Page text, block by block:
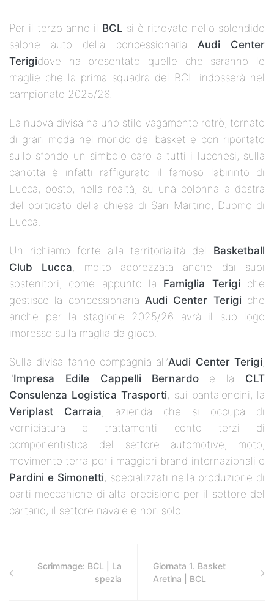
Per il terzo anno il BCL si è ritrovato nello splendido
salone auto della concessionaria Audi Center
Terigidove ha presentato quelle che saranno le
maglie che la prima squadra del BCL indosserà nel
campionato 2025/26.
La nuova divisa ha uno stile vagamente retrò, tornato
di gran moda nel mondo del basket e con riportato
sullo sfondo un simbolo caro a tutti i lucchesi; sulla
canotta è infatti raffigurato il famoso labirinto di
Lucca, posto, nella realtà, su una colonna a destra
del porticato della chiesa di San Martino, Duomo di
Lucca.
Un richiamo forte alla territorialità del Basketball
Club Lucca, molto apprezzata anche dai suoi
sostenitori, come appunto la Famiglia Terigiche
gestisce la concessionaria Audi Center Terigiche
anche per la stagione 2025/26 avrà il suo logo
impresso sulla maglia da gioco.
Sulla divisa fanno compagnia all’Audi Center Terigi,
l’Impresa Edile Cappelli Bernardoe la CLT
Consulenza Logistica Trasporti; sui pantaloncini, la
Veriplast Carraia, azienda che si occupa di
verniciatura e trattamenti conto terzi di
componentistica del settore automotive, moto,
movimento terra per i maggiori brand internazionali e
Pardini e Simonetti, specializzati nella produzione di
parti meccaniche di alta precisione per il settore del
cartario, il settore navale e non solo.
Scrimmage: BCL | La
spezia
Giornata 1. Basket
Aretina | BCL